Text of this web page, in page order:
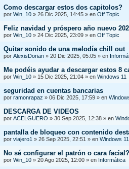
Como descargar estos dos capitolos?
por Win_10 » 26 Dic 2025, 14:45 » en Off Topic
Feliz navidad y próspero año nuevo
por Win_10 » 24 Dic 2025, 23:09 » en Off Topic
Quitar sonido de una melodía chill out
por AlexisDorian » 20 Dic 2025, 05:05 » en
Me podéis ayudar a descargar estos 8
por Win_10 » 15 Dic 2025, 21:04 » en Windows 11
seguridad en cuentas bancarias
por ramonrapaz » 06 Dic 2025, 17:59 » en
DESCARGA DE VIDEOS
por ACELGUERO » 30 Sep 2025, 12:38 » en
pantalla de bloqueo con contenido
por viajero1 » 26 Sep 2025, 22:51 » en Windows 11
No sé configurar el patrón o cara facial?
por Win_10 » 20 Ago 2025, 12:00 » en Informática